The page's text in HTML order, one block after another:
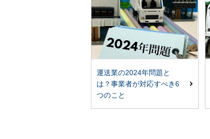
運送業の2024年問題と
は？事業者が対応すべき6
つのこと